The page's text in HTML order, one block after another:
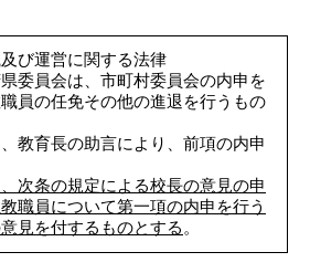
び運営に関する法律
委員会は、市町村委員会の内申を
員の任免その他の進退を行うもの
教育長の助言により、前項の内申
次条の規定による校長の意見の申
職員について第一項の内申を行う
見を付するものとする 。